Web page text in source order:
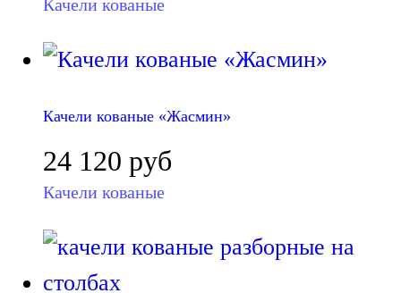
Качели кованые
Качели кованые «Жасмин»
24 120 руб
Качели кованые